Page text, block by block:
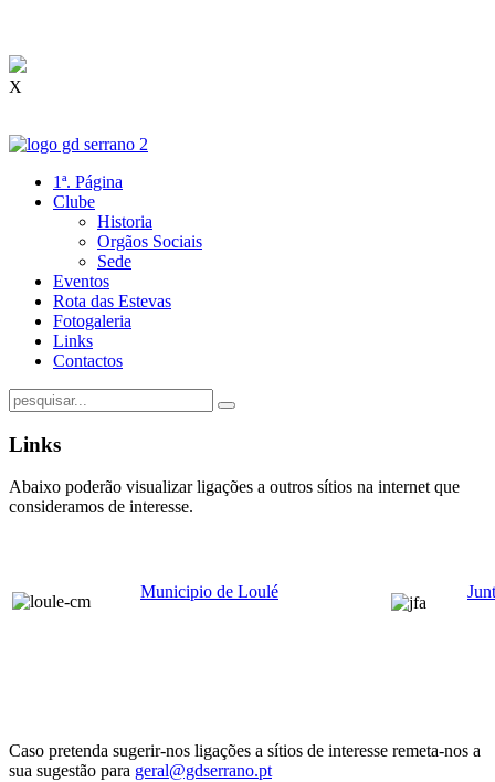
X
1ª. Página
Clube
Historia
Orgãos Sociais
Sede
Eventos
Rota das Estevas
Fotogaleria
Links
Contactos
Links
Abaixo poderão visualizar ligações a outros sítios na internet que
consideramos de interesse.
Municipio de Loulé
Caso pretenda sugerir-nos ligações a sítios de interesse remeta-nos a
sua sugestão para geral@gdserrano.pt